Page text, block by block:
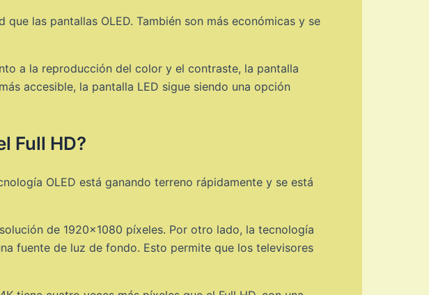
las pantallas OLED. También son más económicas y se
a la reproducción del color y el contraste, la pantalla
accesible, la pantalla LED sigue siendo una opción
Full HD?
OLED está ganando terreno rápidamente y se está
de 1920×1080 píxeles. Por otro lado, la tecnología
fuente de luz de fondo. Esto permite que los televisores